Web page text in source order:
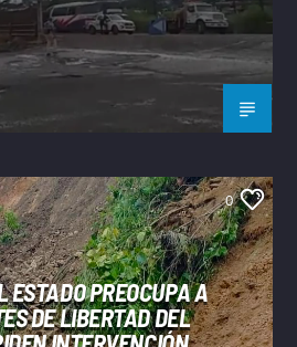
0
ESTADO PREOCUPA A
DE LIBERTAD DEL